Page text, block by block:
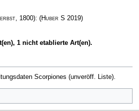
, 1800): (Huber S 2019)
1 nicht etablierte Art(en).
Scorpiones (unveröff. Liste).